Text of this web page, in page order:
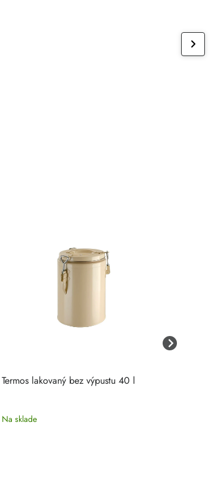
Termos lakovaný bez výpustu 40 l
Na sklade